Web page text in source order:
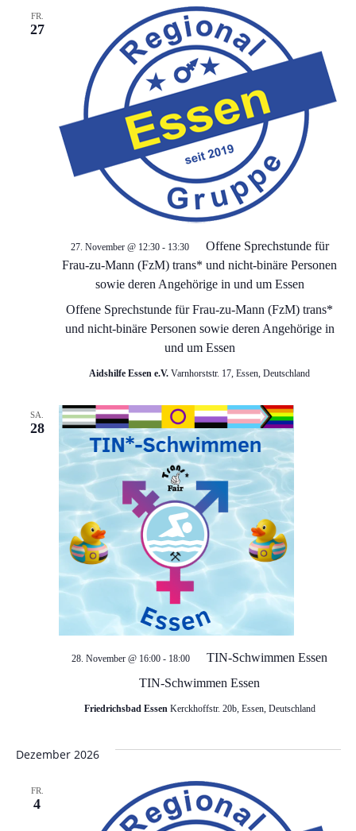
FR.
27
Offene Sprechstunde für Frau-zu-Mann (FzM) trans*
und nicht-binäre Personen sowie deren Angehörige in
und um Essen
27. November @ 12:30- 13:30
Offene Sprechstunde für
Frau-zu-Mann (FzM) trans* und nicht-binäre Personen
sowie deren Angehörige in und um Essen
Aidshilfe Essen e.V. Varnhorststr. 17, Essen, Deutschland
SA.
28
TIN-Schwimmen Essen
28. November @ 16:00 - 18:00 TIN-Schwimmen Essen
Friedrichsbad Essen Kerckhoffstr. 20b, Essen, Deutschland
Dezember 2026
FR.
4